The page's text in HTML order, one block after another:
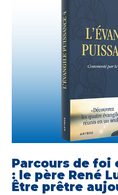
Parcours de foi
: le père René
Être prêtre